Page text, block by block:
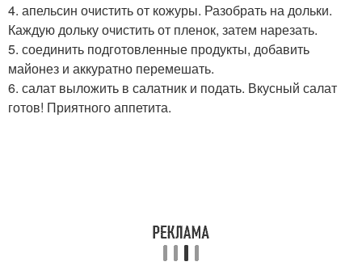
4. апельсин очистить от кожуры. Разобрать на дольки.
Каждую дольку очистить от пленок, затем нарезать.
5. соединить подготовленные продукты, добавить
майонез и аккуратно перемешать.
6. салат выложить в салатник и подать. Вкусный салат
готов! Приятного аппетита.